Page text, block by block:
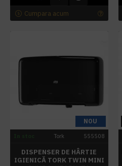
Cumpara acum
NOU
Tork 555508
DISPENSER DE HÂRTIE
IGIENICĂ TORK TWIN MINI